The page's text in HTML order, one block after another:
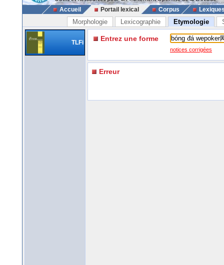
Accueil Portail lexical Corpus
Morphologie Lexicographie Etymologie
TLFi Entrez une forme
notices corrigées
Erreur